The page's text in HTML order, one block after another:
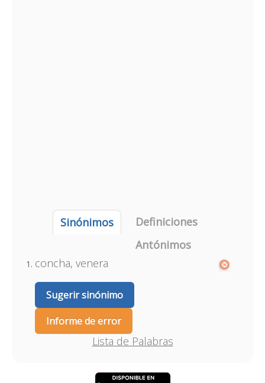
Sinónimos
Definiciones
Antónimos
concha, venera
Sugerir sinónimo
Informe de error
Lista de Palabras